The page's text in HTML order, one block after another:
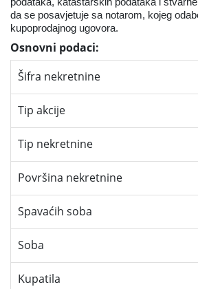
da se posavjetuje sa notarom, kojeg
kupoprodajnog ugovora.
Osnovni podaci:
Šifra nekretnine
Tip akcije
Tip nekretnine
Površina nekretnine
Spavaćih soba
Soba
Kupatila